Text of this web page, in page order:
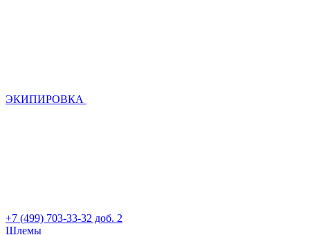
ЭКИПИРОВКА
+7 (499) 703-33-32 доб. 2
Шлемы